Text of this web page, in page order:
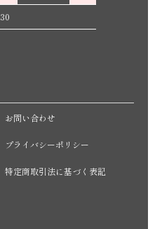
30
お問い合わせ
プライバシーポリシー
特定商取引法に基づく表記